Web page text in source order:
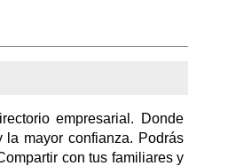
empresarial. Donde
mayor confianza. Podrás
con tus familiares y